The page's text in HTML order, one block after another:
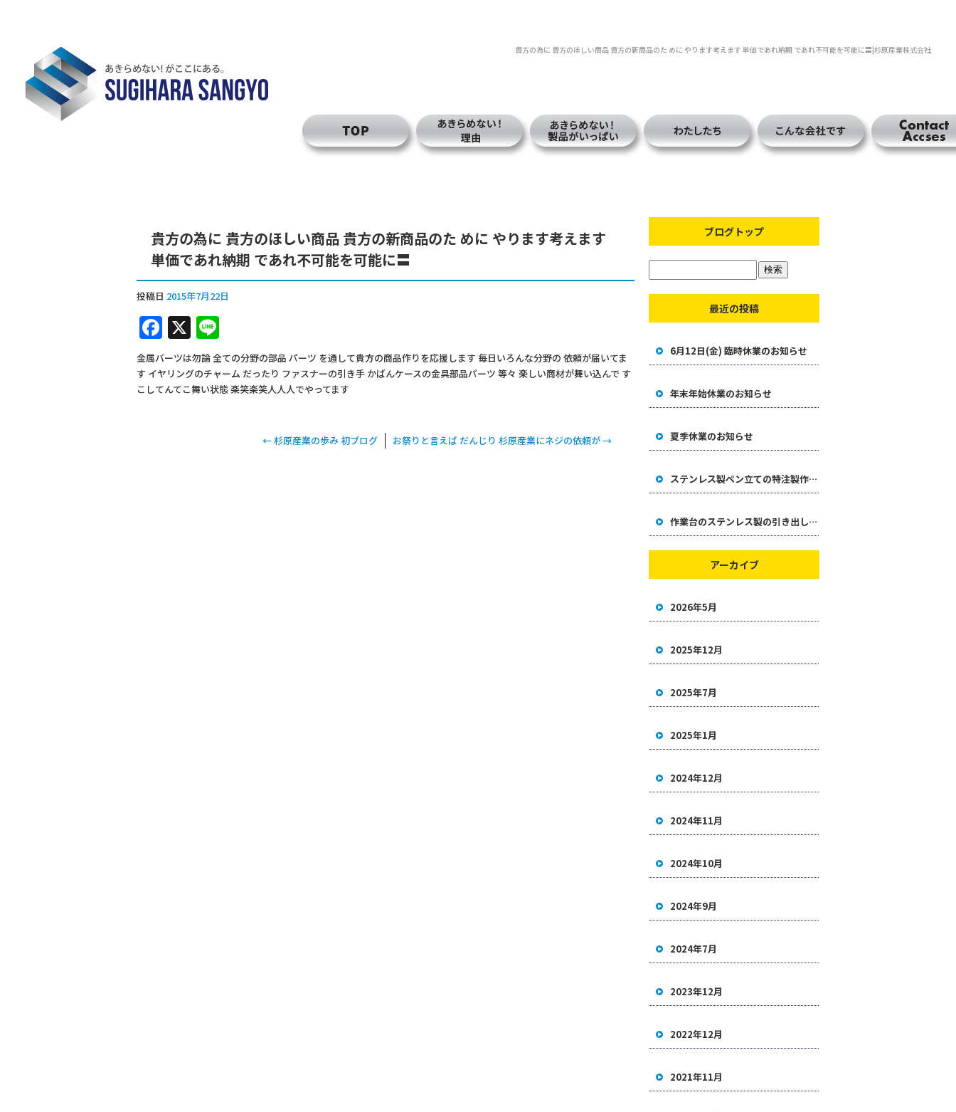
貴方の為に 貴方のほしい商品 貴方の新商品のた めに やります考えます 単価であれ納期 であれ不可能を可能に〓|杉原産業株式会社
貴方の為に 貴方のほしい商品 貴方の新商品のた めに やります考えます
単価であれ納期 であれ不可能を可能に〓
投稿日 2015年7月22日
F
a
c
e
X
n
e
金属バーツは勿論 全ての分野の部品 パーツ を通して貴方の商品作りを応援します 毎日いろんな分野の 依頼が届いてま
す イヤリングのチャーム だったり ファスナーの引き手 かばんケースの金具部品パーツ 等々 楽しい商材が舞い込んで す
こしてんてこ舞い状態 楽笑楽笑人人人でやってます
←杉原産業の歩み 初ブログ お祭りと言えば だんじり 杉原産業にネジの依頼が→
ブログトップ
最近の投稿
6月12日(金) 臨時休業のお知らせ
年末年始休業のお知らせ
夏季休業のお知らせ
ステンレス製ペン立ての特注製作事例
作業台のステンレス製の引き出しをオリジナル製作した事例
アーカイブ
2026年5月
2025年12月
2025年7月
2025年1月
2024年12月
2024年11月
2024年10月
2024年9月
2024年7月
2023年12月
2022年12月
2021年11月